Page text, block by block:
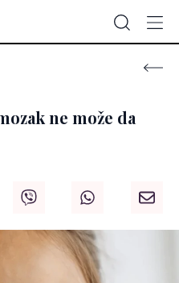
ne može da